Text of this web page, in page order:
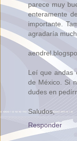
parece muy
enteramente
importante.
agradaría
Leí que andas
de México. Si
dudes en
Saludos,
Responder